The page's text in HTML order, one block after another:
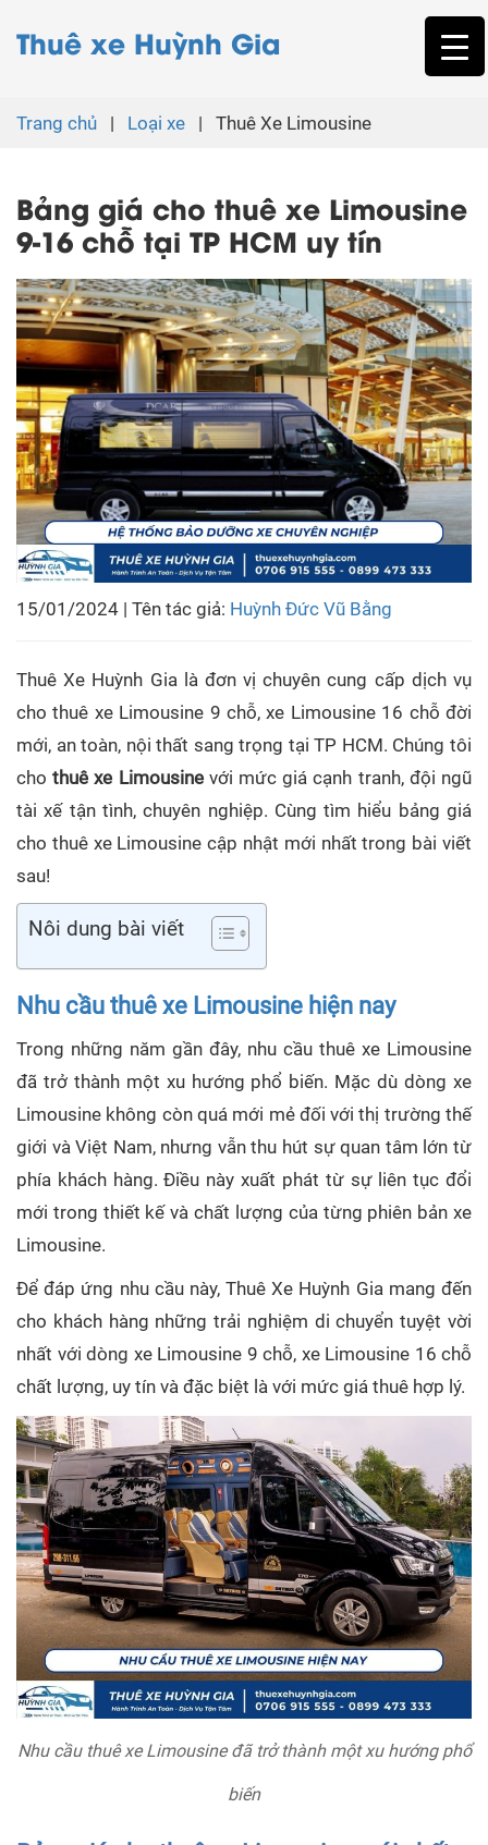
Thuê xe Huỳnh Gia
Trang chủ | Loại xe | Thuê Xe Limousine
Bảng giá cho thuê xe Limousine
9-16 chỗ tại TP HCM uy tín
15/01/2024 | Tên tác giả: Huỳnh Đức Vũ Bằng
Thuê Xe Huỳnh Gia là đơn vị chuyên cung cấp dịch vụ
cho thuê xe Limousine 9 chỗ, xe Limousine 16 chỗ đời
mới, an toàn, nội thất sang trọng tại TP HCM. Chúng tôi
chothuê xe Limousinevới mức giá cạnh tranh, đội ngũ
tài xế tận tình, chuyên nghiệp. Cùng tìm hiểu bảng giá
cho thuê xe Limousine cập nhật mới nhất trong bài viết
sau!
Nôi dung bài viết
Nhu cầu thuê xe Limousine hiện nay
Trong những năm gần đây, nhu cầu thuê xe Limousine
đã trở thành một xu hướng phổ biến. Mặc dù dòng xe
Limousine không còn quá mới mẻ đối với thị trường thế
giới và Việt Nam, nhưng vẫn thu hút sự quan tâm lớn từ
phía khách hàng. Điều này xuất phát từ sự liên tục đổi
mới trong thiết kế và chất lượng của từng phiên bản xe
Limousine.
Để đáp ứng nhu cầu này, Thuê Xe Huỳnh Gia mang đến
cho khách hàng những trải nghiệm di chuyển tuyệt vời
nhất với dòng xe Limousine 9 chỗ, xe Limousine 16 chỗ
chất lượng, uy tín và đặc biệt là với mức giá thuê hợp lý.
Nhu cầu thuê xe Limousine đã trở thành một xu hướng phổ
biến